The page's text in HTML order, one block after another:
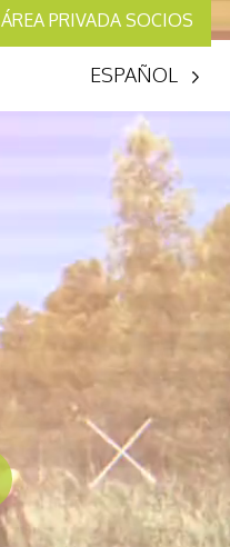
ÁREA PRIVADA SOCIOS
ESPAÑOL